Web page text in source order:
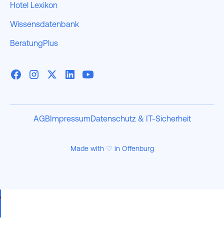
Hotel Lexikon
Wissensdatenbank
BeratungPlus
Made with ♡ in Offenburg
AGBImpressumDatenschutz & IT-Sicherheit